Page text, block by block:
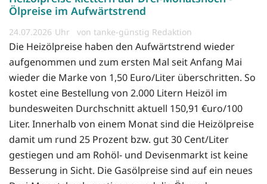
Ölpreise im Aufwärtstrend
24.07.2026 von tanke-günstig Redaktion
Die Heizölpreise haben den Aufwärtstrend wieder
aufgenommen und zum ersten Mal seit Anfang Mai
wieder die Marke von 1,50 Euro/Liter überschritten. So
kostet eine Bestellung von 2.000 Litern Heizöl im
bundesweiten Durchschnitt aktuell 150,91 €uro/100
Liter. Innerhalb von einem Monat sind die Heizölpreise
damit um rund 25 Prozent bzw. gut 30 Cent/Liter
gestiegen und am Rohöl- und Devisenmarkt ist keine
Besserung in Sicht. Die Gasölpreise sind auf ein neues